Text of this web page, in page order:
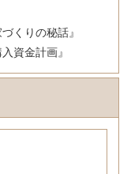
くりの秘話』
資金計画』